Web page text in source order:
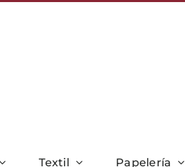
Textil Papelería